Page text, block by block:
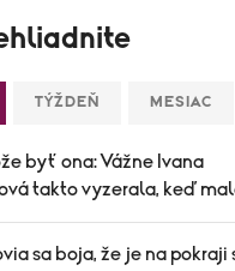
TÝŽDEŇ MESIAC
byť ona: Vážne Ivana
takto vyzerala, keď
sa boja, že je na pokraji